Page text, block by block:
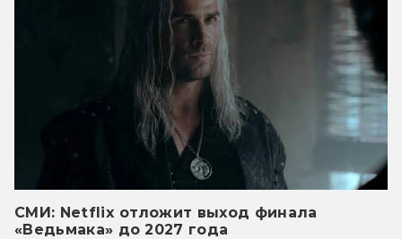
СМИ: Netflix отложит выход финала
«Ведьмака» до 2027 года